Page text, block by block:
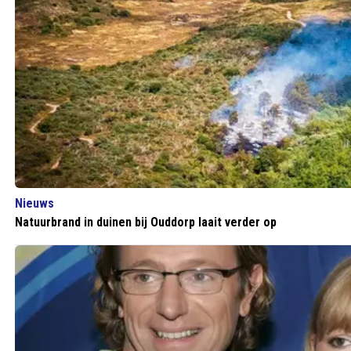
Nieuws
Natuurbrand in duinen bij Ouddorp laait verder op